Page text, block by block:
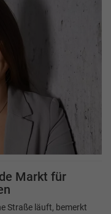
Markt für
Straße läuft, bemerkt